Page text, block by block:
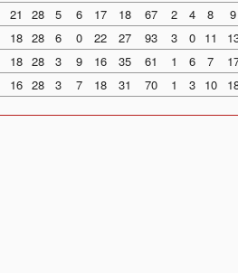
21 28 5 6 17 18 67 2 4 8 9
18 28 6 0 22 27 93 3 0 11
18 28 3 9 16 35 61 1 6 7
16 28 3 7 18 31 70 1 3 10